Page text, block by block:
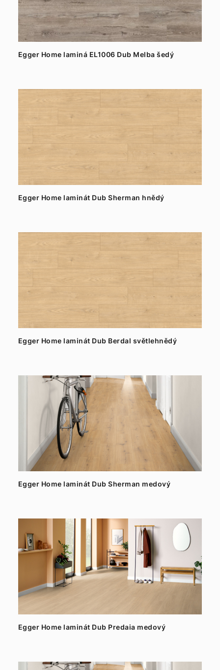
Egger Home laminá EL1006 Dub Melba šedý
Egger Home laminát Dub Sherman hnědý
Egger Home laminát Dub Berdal světlehnědý
Egger Home laminát Dub Sherman medový
Egger Home laminát Dub Predaia medový